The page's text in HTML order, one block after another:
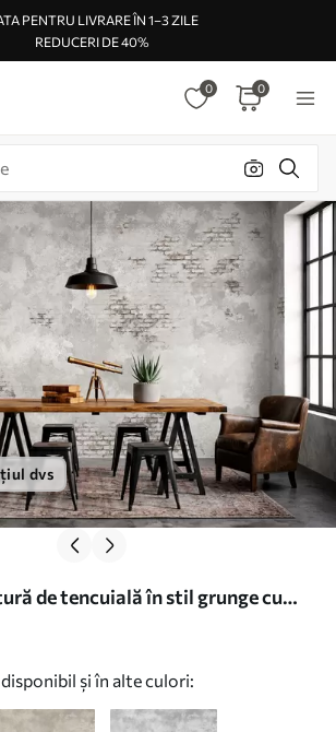
PENTRU LIVRARE ÎN 1–3 ZILE
REDUCERI DE 40%
0 0
dvs
de tencuială în stil grunge cu
aparentă Nr. w05161
și în alte culori: